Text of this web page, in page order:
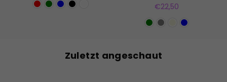
Normaler
€22,50
Zuletzt angeschaut